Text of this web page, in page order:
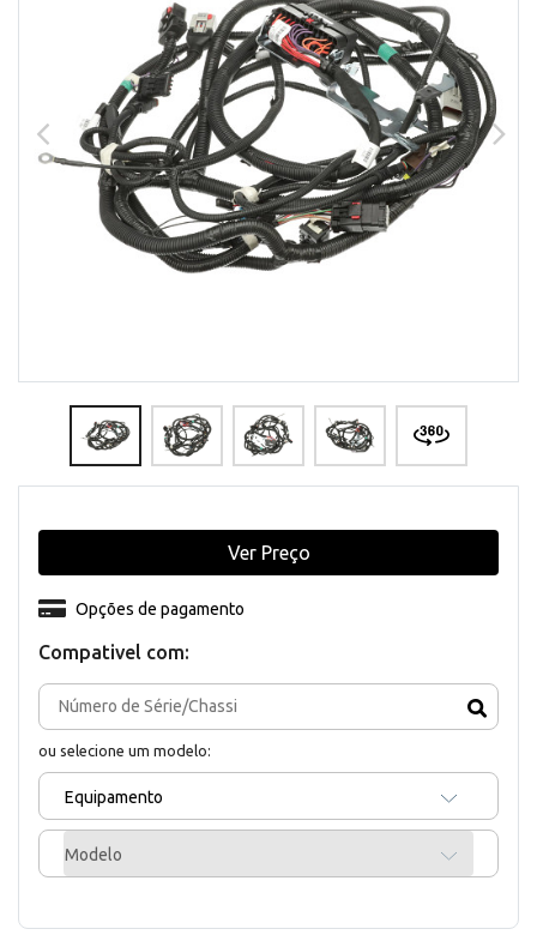
Compativel com:
ou selecione um modelo:
Equipamento
Modelo
Opções de pagamento
Ver Preço